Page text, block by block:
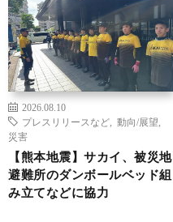
2026.08.10
プレスリリースなど
動向/展望
災害
【熊本地震】サカイ、被災地
避難所のダンボールベッド組
み立てなどに協力